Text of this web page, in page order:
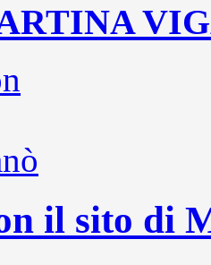
il sito di